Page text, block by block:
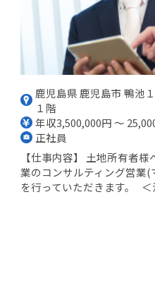
鹿児島県 鹿児島市 鴨池
１階
年収3,500,000円 ～
正社員
【仕事内容】 土地所有者
業のコンサルティング営業
を行っていただきます。 ＜